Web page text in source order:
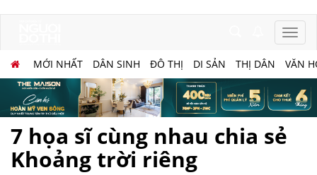
MỚI NHẤT DÂN SINH ĐÔ THỊ DI SẢN THỊ DÂN VĂN
7 họa sĩ cùng nhau chia sẻ
Khoảng trời riêng